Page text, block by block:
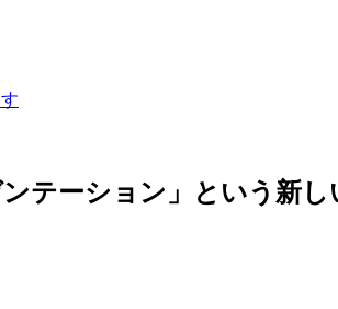
テーション」という新